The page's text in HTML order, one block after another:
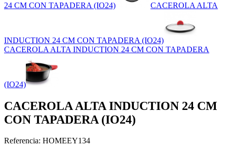
24 CM CON TAPADERA (IO24) CACEROLA ALTA
INDUCTION 24 CM CON TAPADERA (IO24)
CACEROLA ALTA INDUCTION 24 CM CON TAPADERA
(IO24)
CACEROLA ALTA INDUCTION 24 CM
CON TAPADERA (IO24)
Referencia: HOMEEY134